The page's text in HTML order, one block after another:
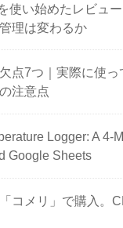
使い始めたレビュ
理は変わるか
点7つ｜実際に使
注意点
Logger: A 4-
Google Sheets
コメリ」で購入。